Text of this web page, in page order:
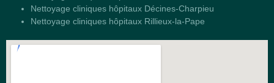
Nettoyage cliniques hôpitaux Décines-Charpieu
Nettoyage cliniques hôpitaux Rillieux-la-Pape